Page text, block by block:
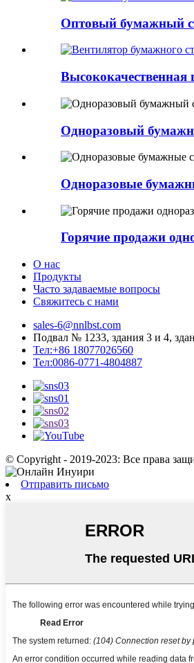
Оптовый бумажный
Высококачественная
Одноразовый
Одноразовые
Горячие продажи
О нас
Продукты
Часто задаваемые вопросы
Свяжитесь с нами
sales-6@nnlbst.com
Подвал № 1233, здания 3 и 4,
Тел:+86 18077026560
Тел:0086-0771-4804887
© Copyright - 2019-2023: Все права
Отправить письмо
x